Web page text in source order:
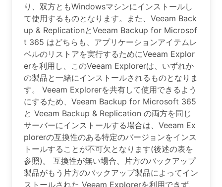
り、双方ともWindowsマシンにインストールし
て使用するものとなります。また、Veeam Back
up & ReplicationとVeeam Backup for Microsof
t 365 はどちらも、アプリケーションアイテムレ
ベルのリストアを実行するためにVeeam Explor
erを利用し、このVeeam Explorerは、いずれか
の製品と一緒にインストールされるものとなりま
す。 Veeam Explorerを共有して使用できるよう
にするため、Veeam Backup for Microsoft 365
と Veeam Backup & Replication の両方を同じ
サーバーにインストールする場合は、Veeam Ex
plorerの互換性のある特定のバージョンをインス
トールすることが不可欠となります(後述の表を
参照)。 互換性が無い場合、片方のバックアップ
製品がもう片方のバックアップ製品によってイン
ストールされた Veeam Explorerを利用できず、